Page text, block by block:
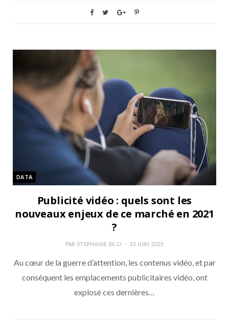
DATA
Publicité vidéo : quels sont les
nouveaux enjeux de ce marché en 2021
?
PAR STEPHANIE SILO 23 JUIN 2021
Au cœur de la guerre d’attention, les contenus vidéo, et par
conséquent les emplacements publicitaires vidéo, ont
explosé ces dernières…